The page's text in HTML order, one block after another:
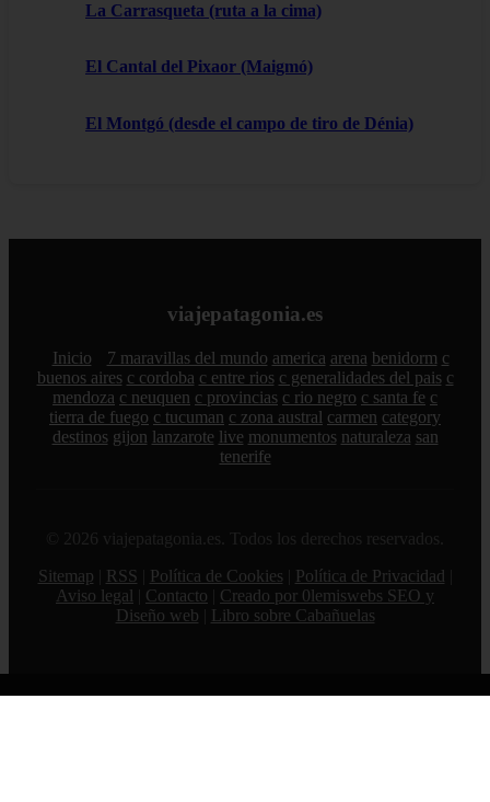
La Carrasqueta (ruta a la cima)
El Cantal del Pixaor (Maigmó)
El Montgó (desde el campo de tiro de Dénia)
viajepatagonia.es
Inicio 7 maravillas del mundo america arena benidorm c
buenos aires c cordoba c entre rios c generalidades del pais c
mendoza c neuquen c provincias c rio negro c santa fe c
tierra de fuego c tucuman c zona austral carmen category
destinos gijon lanzarote live monumentos naturaleza san
tenerife
© 2026 viajepatagonia.es. Todos los derechos reservados.
Sitemap
RSS Política de Cookies Política de Privacidad
Aviso legal
Contacto
Creado por 0lemiswebs SEO y
Diseño web
Libro sobre Cabañuelas